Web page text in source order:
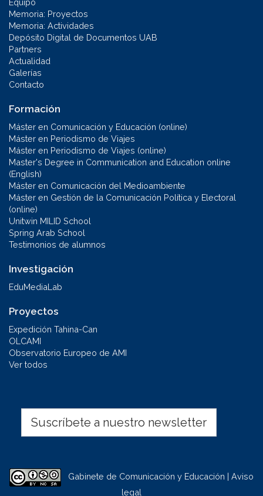
Equipo
Memoria: Proyectos
Memoria: Actividades
Depósito Digital de Documentos UAB
Partners
Actualidad
Galerías
Contacto
Formación
Máster en Comunicación y Educación (online)
Máster en Periodismo de Viajes
Máster en Periodismo de Viajes (online)
Master's Degree in Communication and Education online
(English)
Máster en Comunicación del Medioambiente
Máster en Gestión de la Comunicación Política y Electoral
(online)
Unitwin MILID School
Spring Arab School
Testimonios de alumnos
Investigación
EduMediaLab
Proyectos
Expedición Tahina-Can
OLCAMI
Observatorio Europeo de AMI
Ver todos
Suscríbete a nuestro newsletter
Gabinete de Comunicación y Educación | Aviso
legal